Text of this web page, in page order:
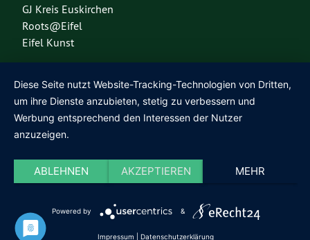
GJ Kreis Euskirchen
Roots@Eifel
Eifel Kunst
Diese Seite nutzt das freie Wordpress-ThemeUrwahl3000. Erstellt mit❤von
Design & Kommunikation im modulbüro.
Diese Seite nutzt Website-Tracking-Technologien von Dritten,
um ihre Dienste anzubieten, stetig zu verbessern und
Werbung entsprechend den Interessen der Nutzer
anzuzeigen.
ABLEHNEN AKZEPTIEREN MEHR
Powered by &
Impressum Datenschutzerklärung